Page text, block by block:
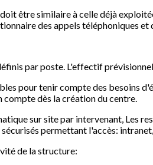
être similaire à celle déjà
des appels téléphoniques
par poste. L'effectif
pour tenir compte des besoins
dès la création du centre.
sur site par intervenant, Les
permettant l'accès:
de la structure: